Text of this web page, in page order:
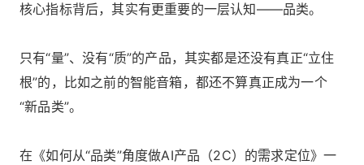
核心指标背后，其实有更重要的一层认知——品类。
只有“量”、没有“质”的产品，其实都是还没有真正“立住
根”的，比如之前的智能音箱，都还不算真正成为一个
“新品类”。
在《如何从“品类”角度做AI产品（2C）的需求定位》一